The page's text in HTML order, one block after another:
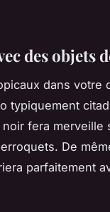
des objets
dans votre
typiquement
fera merveille
De
parfaitement